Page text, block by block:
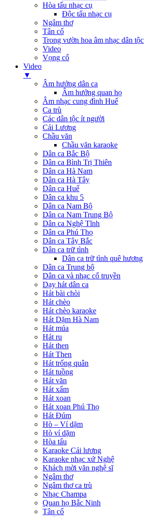
Hòa tấu nhạc cụ
Độc tấu nhạc cụ
Ngâm thơ
Tân cổ
Trong vườn hoa âm nhạc dân tộc
Video
Vọng cổ
Video
▼
Âm hưởng dân ca
Âm hưởng quan họ
Âm nhạc cung đình Huế
Ca trù
Các dân tộc ít người
Cải Lương
Chầu văn
Chầu văn karaoke
Dân ca Bắc Bộ
Dân ca Bình Trị Thiên
Dân ca Hà Nam
Dân ca Hà Tây
Dân ca Huế
Dân ca khu 5
Dân ca Nam Bộ
Dân ca Nam Trung Bộ
Dân ca Nghệ Tĩnh
Dân ca Phú Thọ
Dân ca Tây Bắc
Dân ca trữ tình
Dân ca trữ tình quê hương
Dân ca Trung bộ
Dân ca và nhạc cổ truyền
Dạy hát dân ca
Hát bài chòi
Hát chèo
Hát chèo karaoke
Hát Dặm Hà Nam
Hát múa
Hát ru
Hát then
Hát Then
Hát trống quân
Hát tuồng
Hát văn
Hát xẩm
Hát xoan
Hát xoan Phú Thọ
Hát Đúm
Hò – Ví dặm
Hò ví dặm
Hòa tấu
Karaoke Cải lương
Karaoke nhạc xứ Nghệ
Khách mời văn nghệ sĩ
Ngâm thơ
Ngâm thơ ca trù
Nhạc Champa
Quan họ Bắc Ninh
Tân cổ